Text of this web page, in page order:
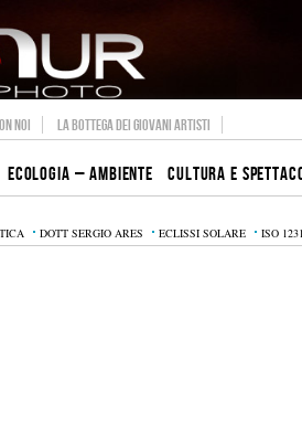
NOI LA BOTTEGA DEI GIOVANI ARTISTI
ECOLOGIA – AMBIENTE CULTURA E
DOTT SERGIO ARES ECLISSI SOLARE ISO